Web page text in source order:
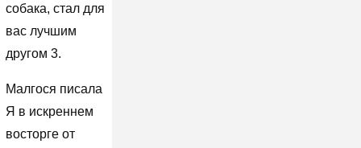
собака, стал для
вас лучшим
другом 3.
Малгося писала
Я в искреннем
восторге от